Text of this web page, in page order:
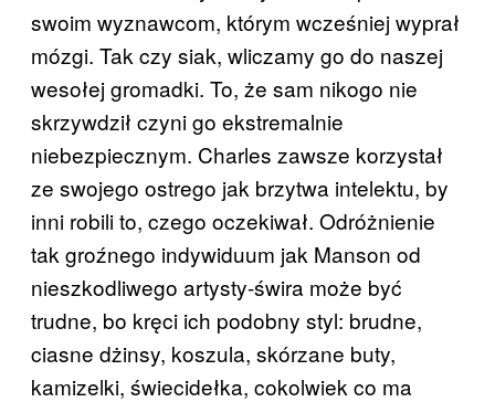
swoim wyznawcom, którym wcześniej wyprał
mózgi. Tak czy siak, wliczamy go do naszej
wesołej gromadki. To, że sam nikogo nie
skrzywdził czyni go ekstremalnie
niebezpiecznym. Charles zawsze korzystał
ze swojego ostrego jak brzytwa intelektu, by
inni robili to, czego oczekiwał. Odróżnienie
tak groźnego indywiduum jak Manson od
nieszkodliwego artysty-świra może być
trudne, bo kręci ich podobny styl: brudne,
ciasne dżinsy, koszula, skórzane buty,
kamizelki, świecidełka, cokolwiek co ma